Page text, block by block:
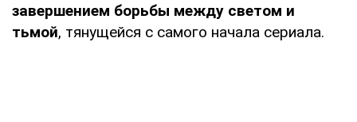
завершением борьбы между светом и
тьмой, тянущейся с самого начала сериала.